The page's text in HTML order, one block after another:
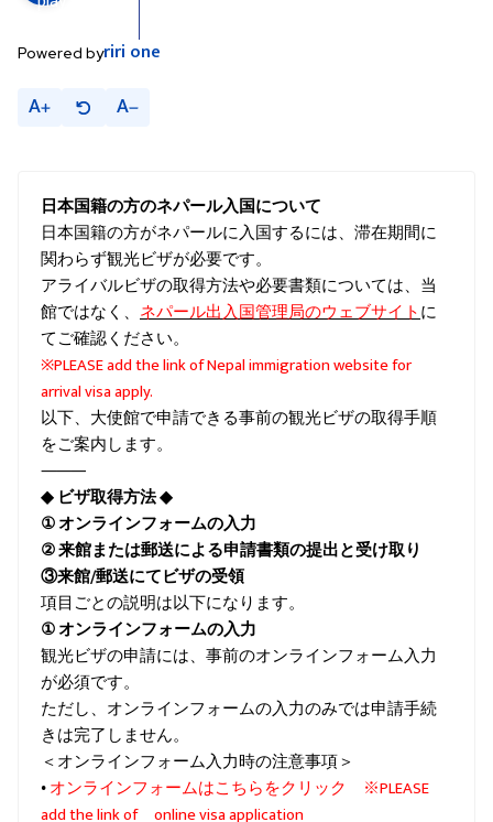
Powered byriri one
A A
日本国籍の方のネパール入国について
日本国籍の方がネパールに入国するには、滞在期間に
関わらず観光ビザが必要です。
アライバルビザの取得方法や必要書類については、当
館ではなく、 ネパール出入国管理局のウェブサイトに
てご確認ください。
※PLEASE add the link of Nepal immigration website for
arrival visa apply.
以下、大使館で申請できる事前の観光ビザの取得手順
をご案内します。
⸻
◆ ビザ取得方法◆
①オンラインフォームの入力
②来館または郵送による申請書類の提出と受け取り
③来館/郵送にてビザの受領
項目ごとの説明は以下になります。
①オンラインフォームの入力
観光ビザの申請には、事前のオンラインフォーム入力
が必須です。
ただし、オンラインフォームの入力のみでは申請手続
きは完了しません。
＜オンラインフォーム入力時の注意事項＞
• オンラインフォームはこちらをクリック ※PLEASE
add the link of online visa application